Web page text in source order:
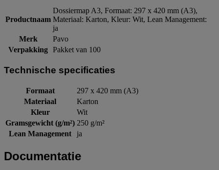
Productnaam
Dossiermap A3, Formaat: 297 x 420 mm (A3),
Materiaal: Karton, Kleur: Wit, Lean Management:
ja
Merk
Pavo
Verpakking Pakket van 100
Technische specificaties
Formaat
297 x 420 mm (A3)
Materiaal
Karton
Kleur
Wit
Gramsgewicht (g/m²) 250 g/m²
Lean Management
ja
Documentatie